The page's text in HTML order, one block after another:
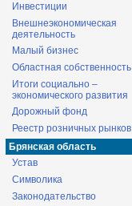
Инвестиции
Внешнеэкономическая
деятельность
Малый бизнес
Областная собственность
Итоги социально –
экономического развития
Дорожный фонд
Реестр розничных рынков
Брянская область
Устав
Символика
Законодательство